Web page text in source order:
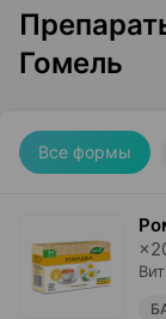
Гомель
Все формы
×